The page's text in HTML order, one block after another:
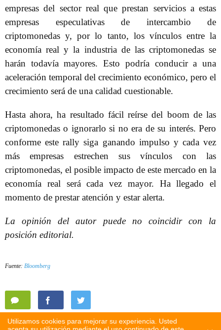
Utilizamos cookies para mejorar su experiencia. Usted
empresas del sector real que prestan servicios a estas
empresas especulativas de intercambio de
criptomonedas y, por lo tanto, los vínculos entre la
economía real y la industria de las criptomonedas se
harán todavía mayores. Esto podría conducir a una
aceleración temporal del crecimiento económico, pero el
crecimiento será de una calidad cuestionable.
Hasta ahora, ha resultado fácil reírse del boom de las
criptomonedas o ignorarlo si no era de su interés. Pero
conforme este rally siga ganando impulso y cada vez
más empresas estrechen sus vínculos con las
criptomonedas, el posible impacto de este mercado en la
economía real será cada vez mayor. Ha llegado el
momento de prestar atención y estar alerta.
La opinión del autor puede no coincidir con la
posición editorial.
Fuente: Bloomberg